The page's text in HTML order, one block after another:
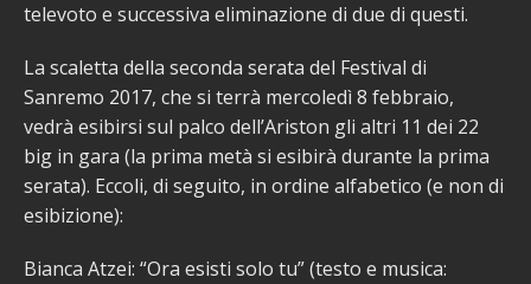
televoto e successiva eliminazione di due di questi.
La scaletta della seconda serata del Festival di
Sanremo 2017, che si terrà mercoledì 8 febbraio,
vedrà esibirsi sul palco dell’Ariston gli altri 11 dei 22
big in gara (la prima metà si esibirà durante la prima
serata). Eccoli, di seguito, in ordine alfabetico (e non di
esibizione):
Bianca Atzei: “Ora esisti solo tu” (testo e musica: